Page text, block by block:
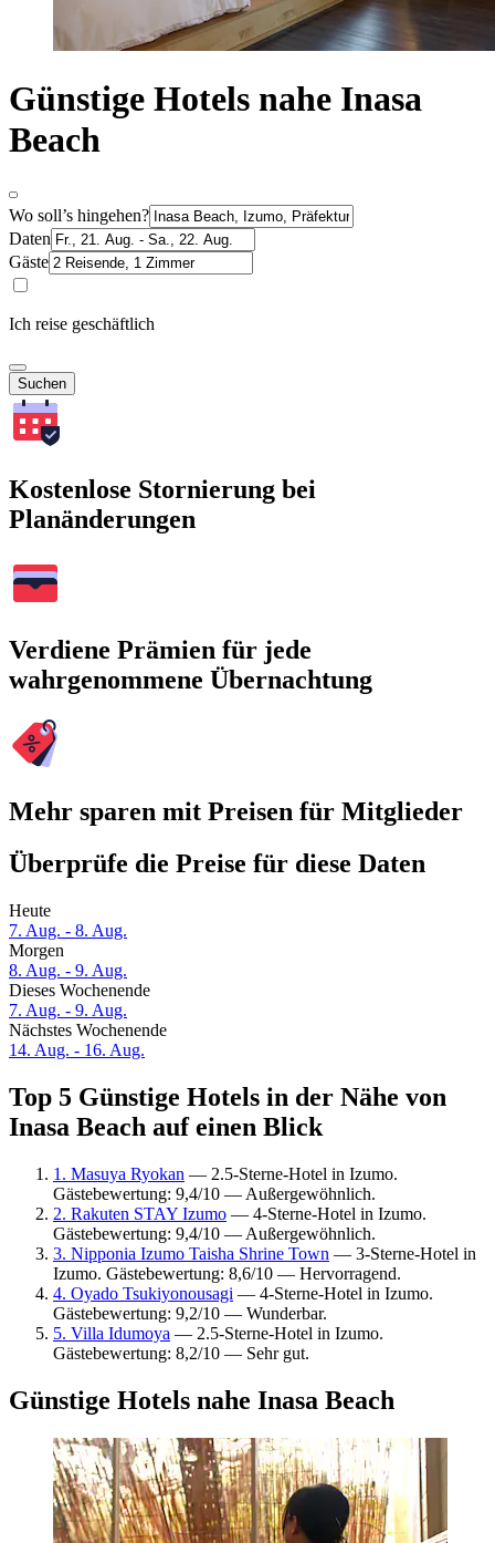
Günstige Hotels nahe Inasa
Beach
Wo soll’s hingehen?
Daten
Gäste
Ich reise geschäftlich
Suchen
Kostenlose Stornierung bei
Planänderungen
Verdiene Prämien für jede
wahrgenommene Übernachtung
Mehr sparen mit Preisen für Mitglieder
Überprüfe die Preise für diese Daten
Heute
7. Aug. - 8. Aug.
Morgen
8. Aug. - 9. Aug.
Dieses Wochenende
7. Aug. - 9. Aug.
Nächstes Wochenende
14. Aug. - 16. Aug.
Top 5 Günstige Hotels in der Nähe von
Inasa Beach auf einen Blick
1. Masuya Ryokan — 2.5-Sterne-Hotel in Izumo.
Gästebewertung: 9,4/10 — Außergewöhnlich.
2. Rakuten STAY Izumo — 4-Sterne-Hotel in Izumo.
Gästebewertung: 9,4/10 — Außergewöhnlich.
3. Nipponia Izumo Taisha Shrine Town — 3-Sterne-Hotel in
Izumo. Gästebewertung: 8,6/10 — Hervorragend.
4. Oyado Tsukiyonousagi — 4-Sterne-Hotel in Izumo.
Gästebewertung: 9,2/10 — Wunderbar.
5. Villa Idumoya — 2.5-Sterne-Hotel in Izumo.
Gästebewertung: 8,2/10 — Sehr gut.
Günstige Hotels nahe Inasa Beach